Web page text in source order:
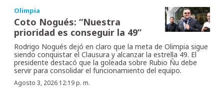
Olimpia
Coto Nogués: “Nuestra
prioridad es conseguir la 49”
Rodrigo Nogués dejó en claro que la meta de Olimpia sigue
siendo conquistar el Clausura y alcanzar la estrella 49. El
presidente destacó que la goleada sobre Rubio Ñu debe
servir para consolidar el funcionamiento del equipo.
Agosto 3, 2026 12:19 p. m.